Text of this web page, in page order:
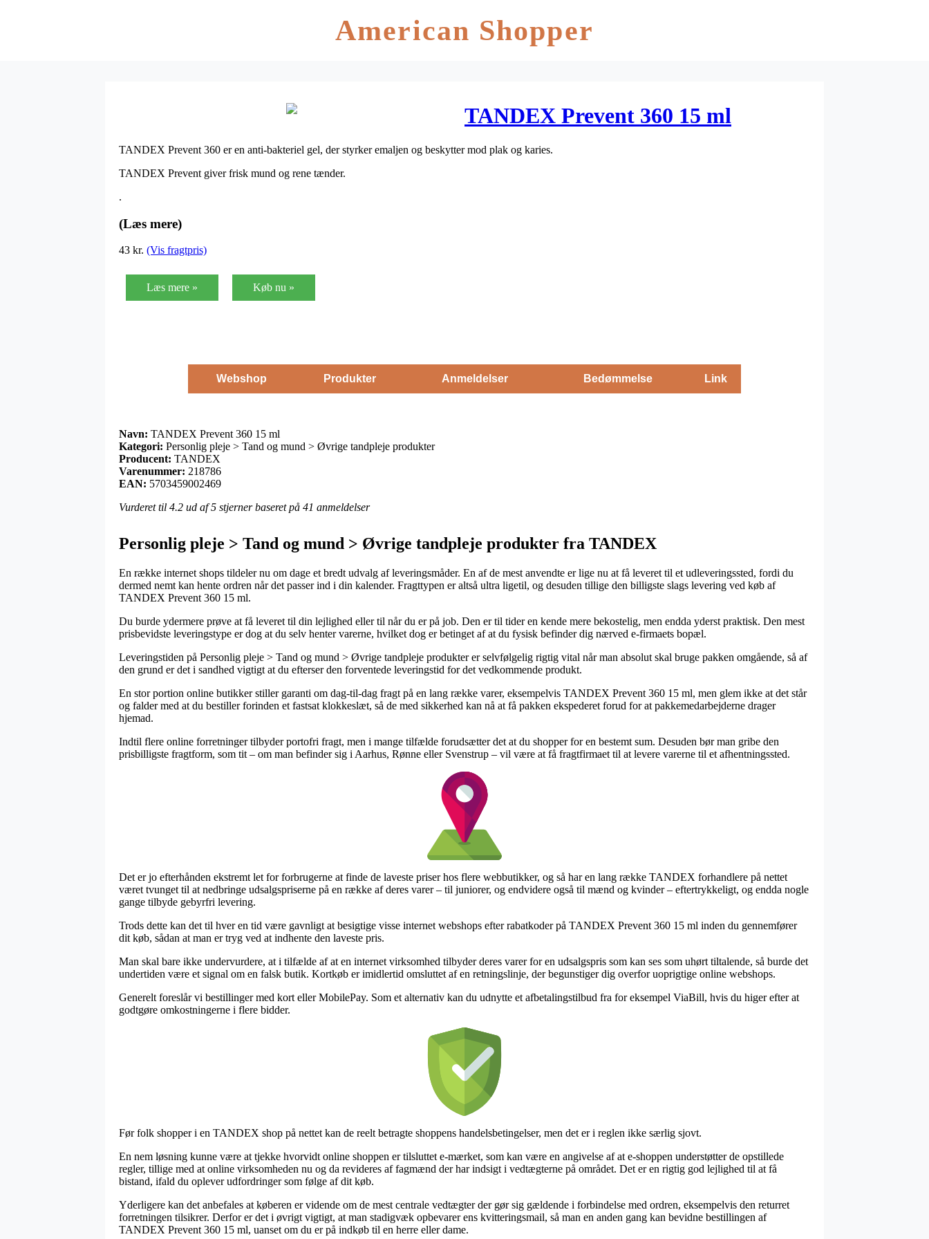
American Shopper
TANDEX Prevent 360 15 ml
TANDEX Prevent 360 er en anti-bakteriel gel, der styrker emaljen og beskytter mod plak og karies.
TANDEX Prevent giver frisk mund og rene tænder.
.
(Læs mere)
43 kr. (Vis fragtpris)
Læs mere » Køb nu »
Webshop Produkter Anmeldelser Bedømmelse Link
Navn: TANDEX Prevent 360 15 ml
Kategori: Personlig pleje > Tand og mund > Øvrige tandpleje produkter
Producent: TANDEX
Varenummer: 218786
EAN: 5703459002469
Vurderet til 4.2 ud af 5 stjerner baseret på 41 anmeldelser
Personlig pleje > Tand og mund > Øvrige tandpleje produkter fra TANDEX
En række internet shops tildeler nu om dage et bredt udvalg af leveringsmåder. En af de mest anvendte er lige nu at få leveret til et udleveringssted, fordi du
dermed nemt kan hente ordren når det passer ind i din kalender. Fragttypen er altså ultra ligetil, og desuden tillige den billigste slags levering ved køb af
TANDEX Prevent 360 15 ml.
Du burde ydermere prøve at få leveret til din lejlighed eller til når du er på job. Den er til tider en kende mere bekostelig, men endda yderst praktisk. Den mest
prisbevidste leveringstype er dog at du selv henter varerne, hvilket dog er betinget af at du fysisk befinder dig nærved e-firmaets bopæl.
Leveringstiden på Personlig pleje > Tand og mund > Øvrige tandpleje produkter er selvfølgelig rigtig vital når man absolut skal bruge pakken omgående, så af
den grund er det i sandhed vigtigt at du efterser den forventede leveringstid for det vedkommende produkt.
En stor portion online butikker stiller garanti om dag-til-dag fragt på en lang række varer, eksempelvis TANDEX Prevent 360 15 ml, men glem ikke at det står
og falder med at du bestiller forinden et fastsat klokkeslæt, så de med sikkerhed kan nå at få pakken ekspederet forud for at pakkemedarbejderne drager
hjemad.
Indtil flere online forretninger tilbyder portofri fragt, men i mange tilfælde forudsætter det at du shopper for en bestemt sum. Desuden bør man gribe den
prisbilligste fragtform, som tit – om man befinder sig i Aarhus, Rønne eller Svenstrup – vil være at få fragtfirmaet til at levere varerne til et afhentningssted.
Det er jo efterhånden ekstremt let for forbrugerne at finde de laveste priser hos flere webbutikker, og så har en lang række TANDEX forhandlere på nettet
været tvunget til at nedbringe udsalgspriserne på en række af deres varer – til juniorer, og endvidere også til mænd og kvinder – eftertrykkeligt, og endda nogle
gange tilbyde gebyrfri levering.
Trods dette kan det til hver en tid være gavnligt at besigtige visse internet webshops efter rabatkoder på TANDEX Prevent 360 15 ml inden du gennemfører
dit køb, sådan at man er tryg ved at indhente den laveste pris.
Man skal bare ikke undervurdere, at i tilfælde af at en internet virksomhed tilbyder deres varer for en udsalgspris som kan ses som uhørt tiltalende, så burde det
undertiden være et signal om en falsk butik. Kortkøb er imidlertid omsluttet af en retningslinje, der begunstiger dig overfor uoprigtige online webshops.
Generelt foreslår vi bestillinger med kort eller MobilePay. Som et alternativ kan du udnytte et afbetalingstilbud fra for eksempel ViaBill, hvis du higer efter at
godtgøre omkostningerne i flere bidder.
Før folk shopper i en TANDEX shop på nettet kan de reelt betragte shoppens handelsbetingelser, men det er i reglen ikke særlig sjovt.
En nem løsning kunne være at tjekke hvorvidt online shoppen er tilsluttet e-mærket, som kan være en angivelse af at e-shoppen understøtter de opstillede
regler, tillige med at online virksomheden nu og da revideres af fagmænd der har indsigt i vedtægterne på området. Det er en rigtig god lejlighed til at få
bistand, ifald du oplever udfordringer som følge af dit køb.
Yderligere kan det anbefales at køberen er vidende om de mest centrale vedtægter der gør sig gældende i forbindelse med ordren, eksempelvis den returret
forretningen tilsikrer. Derfor er det i øvrigt vigtigt, at man stadigvæk opbevarer ens kvitteringsmail, så man en anden gang kan bevidne bestillingen af
TANDEX Prevent 360 15 ml, uanset om du er på indkøb til en herre eller dame.